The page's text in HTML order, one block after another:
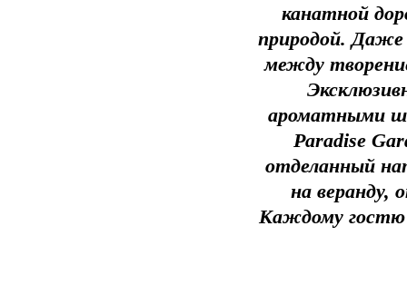
канатной
природой. Даже
между
ароматными
Paradise
отделанный
на веранду,
Каждому гостю